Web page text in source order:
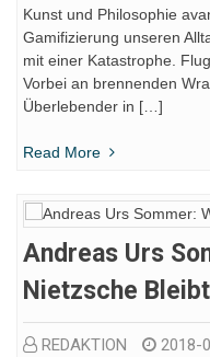
Kunst und Philosophie
Gamifizierung unseren
mit einer Katastrophe.
Vorbei an brennenden
Überlebender in […]
Read More
Andreas Urs
Nietzsche Bleibt
REDAKTION 2018-